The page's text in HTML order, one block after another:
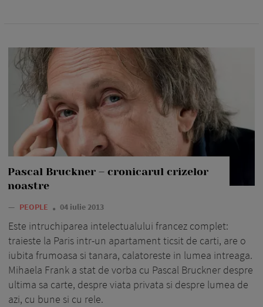
Pascal Bruckner – cronicarul crizelor
noastre
— PEOPLE 04 iulie 2013
Este intruchiparea intelectualului francez complet:
traieste la Paris intr-un apartament ticsit de carti, are o
iubita frumoasa si tanara, calatoreste in lumea intreaga.
Mihaela Frank a stat de vorba cu Pascal Bruckner despre
ultima sa carte, despre viata privata si despre lumea de
azi, cu bune si cu rele.